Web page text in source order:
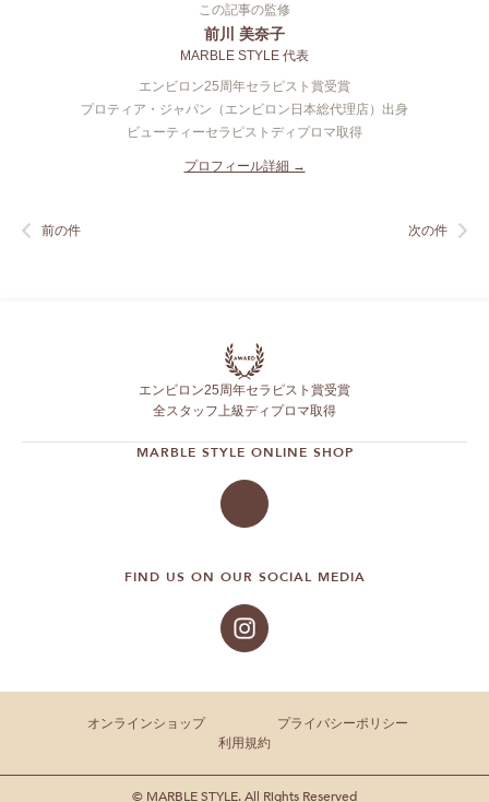
この記事の監修
前川 美奈子
MARBLE STYLE 代表
エンビロン25周年セラピスト賞受賞
プロティア・ジャパン（エンビロン日本総代理店）出身
ビューティーセラピストディプロマ取得
プロフィール詳細 →
前の件 次の件
エンビロン25周年セラピスト賞受賞
全スタッフ上級ディプロマ取得
MARBLE STYLE ONLINE SHOP
FIND US ON OUR SOCIAL MEDIA
オンラインショップ
プライバシーポリシー
利用規約
© MARBLE STYLE. All Rights Reserved